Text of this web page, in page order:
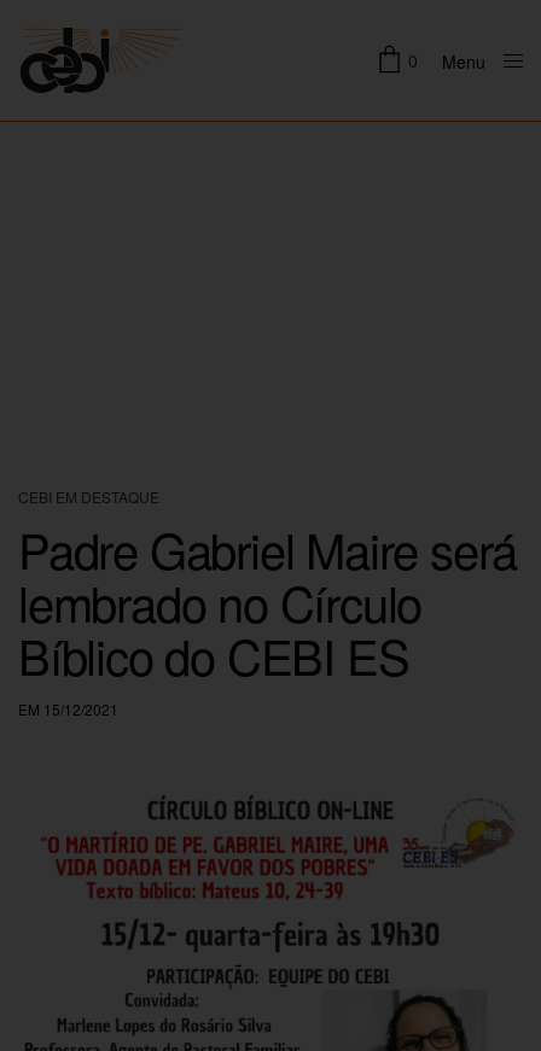
0 Menu
CEBI EM DESTAQUE
Padre Gabriel Maire será
lembrado no Círculo
Bíblico do CEBI ES
EM 15/12/2021